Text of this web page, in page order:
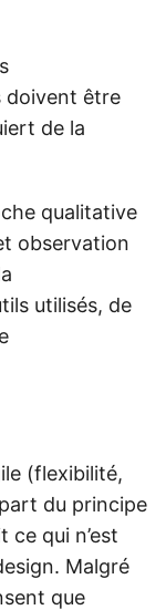
doivent être
de la
qualitative
observation
utilisés, de
(flexibilité,
du principe
ce qui n’est
Malgré
que